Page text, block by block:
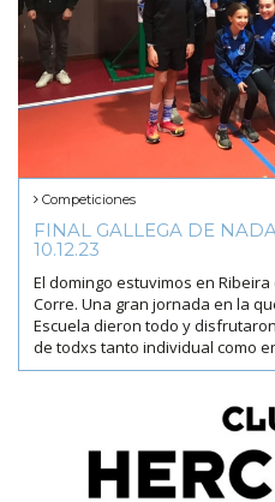
Competiciones
FINAL GALLEGA DE
10.12.23
El domingo estuvimos en
Corre. Una gran jornada en la
Escuela dieron todo y
de todxs tanto individual como